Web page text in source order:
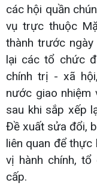
các hội quần
vụ trực thuộc
thành trước
lại các tổ chức
chính trị - xã
nước giao nhiệm
sau khi sắp xếp
Đề xuất sửa đổi,
liên quan để
vị hành chính,
cấp.